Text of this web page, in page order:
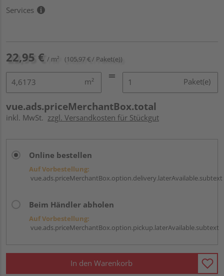
Services
22,95 € / m² (105,97 € / Paket(e))
m² Paket(e)
vue.ads.priceMerchantBox.total
inkl. MwSt. zzgl. Versandkosten für Stückgut
Online bestellen
Auf Vorbestellung:
vue.ads.priceMerchantBox.option.delivery.laterAvailable.subtext
Beim Händler abholen
Auf Vorbestellung:
vue.ads.priceMerchantBox.option.pickup.laterAvailable.subtext
In den Warenkorb